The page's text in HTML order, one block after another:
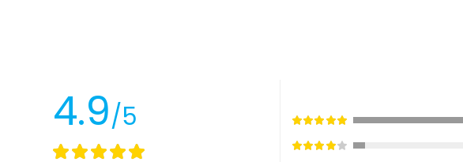
4.9/5